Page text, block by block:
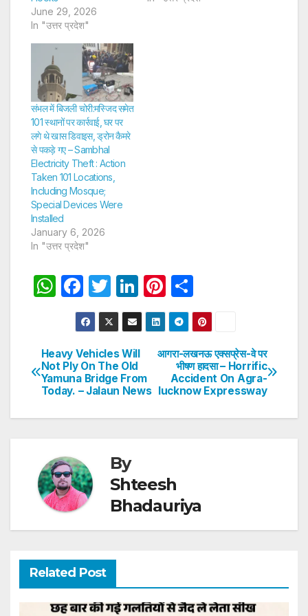
June 29, 2026
In "उत्तर प्रदेश"
संभल में बिजली चोरी:मस्जिद समेत
101 स्थानों पर कार्रवाई, घर पर
लगे थे खास डिवाइस, ड्रोन कैमरे
से पकड़े गए – Sambhal
Electricity Theft : Action
Taken 101 Locations,
Including Mosque;
Special Devices Were
Installed
January 6, 2026
In "उत्तर प्रदेश"
W
s
A
p
p
F
a
c
e
b
o
o
T
w
itt
er
Li
n
k
e
dI
n
Pi
nt
er
e
st
h
ar
e
Post
navigation
आगरा-लखनऊ एक्सप्रेस-वे पर
भीषण हादसा – Horrific
Accident On Agra-
lucknow Expressway
Heavy Vehicles Will
Not Ply On The Old
Yamuna Bridge From
Today. – Jalaun News
By
Shteesh
Bhadauriya
Related Post